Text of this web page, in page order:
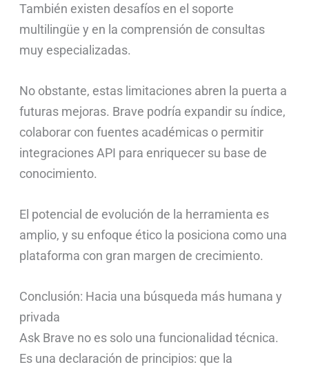
También existen desafíos en el soporte
multilingüe y en la comprensión de consultas
muy especializadas.
No obstante, estas limitaciones abren la puerta a
futuras mejoras. Brave podría expandir su índice,
colaborar con fuentes académicas o permitir
integraciones API para enriquecer su base de
conocimiento.
El potencial de evolución de la herramienta es
amplio, y su enfoque ético la posiciona como una
plataforma con gran margen de crecimiento.
Conclusión: Hacia una búsqueda más humana y
privada
Ask Brave no es solo una funcionalidad técnica.
Es una declaración de principios: que la